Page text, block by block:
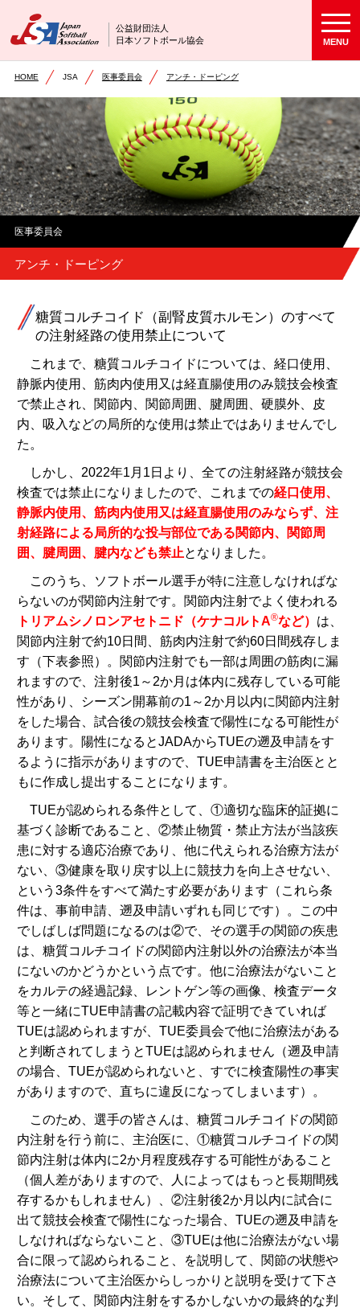
公益財団法人
日本ソフトボール協会
MENU
HOME JSA 医事委員会 アンチ・ドーピング
医事委員会
アンチ・ドーピング
糖質コルチコイド（副腎皮質ホルモン）のすべて
の注射経路の使用禁止について
これまで、糖質コルチコイドについては、経口使用、
静脈内使用、筋肉内使用又は経直腸使用のみ競技会検査
で禁止され、関節内、関節周囲、腱周囲、硬膜外、皮
内、吸入などの局所的な使用は禁止ではありませんでし
た。
しかし、2022年1月1日より、全ての注射経路が競技会
検査では禁止になりましたので、これまでの経口使用、
静脈内使用、筋肉内使用又は経直腸使用のみならず、注
射経路による局所的な投与部位である関節内、関節周
囲、腱周囲、腱内なども禁止となりました。
このうち、ソフトボール選手が特に注意しなければな
らないのが関節内注射です。関節内注射でよく使われる
トリアムシノロンアセトニド（ケナコルトA®など） は、
関節内注射で約10日間、筋肉内注射で約60日間残存しま
す（下表参照）。関節内注射でも一部は周囲の筋肉に漏
れますので、注射後1～2か月は体内に残存している可能
性があり、シーズン開幕前の1～2か月以内に関節内注射
をした場合、試合後の競技会検査で陽性になる可能性が
あります。陽性になるとJADAからTUEの遡及申請をす
るように指示がありますので、TUE申請書を主治医とと
もに作成し提出することになります。
TUEが認められる条件として、①適切な臨床的証拠に
基づく診断であること、②禁止物質・禁止方法が当該疾
患に対する適応治療であり、他に代えられる治療方法が
ない、③健康を取り戻す以上に競技力を向上させない、
という3条件をすべて満たす必要があります（これら条
件は、事前申請、遡及申請いずれも同じです）。この中
でしばしば問題になるのは②で、その選手の関節の疾患
は、糖質コルチコイドの関節内注射以外の治療法が本当
にないのかどうかという点です。他に治療法がないこと
をカルテの経過記録、レントゲン等の画像、検査データ
等と一緒にTUE申請書の記載内容で証明できていれば
TUEは認められますが、TUE委員会で他に治療法がある
と判断されてしまうとTUEは認められません（遡及申請
の場合、TUEが認められないと、すでに検査陽性の事実
がありますので、直ちに違反になってしまいます）。
このため、選手の皆さんは、糖質コルチコイドの関節
内注射を行う前に、主治医に、①糖質コルチコイドの関
節内注射は体内に2か月程度残存する可能性があること
（個人差がありますので、人によってはもっと長期間残
存するかもしれません）、②注射後2か月以内に試合に
出て競技会検査で陽性になった場合、TUEの遡及申請を
しなければならないこと、③TUEは他に治療法がない場
合に限って認められること、を説明して、関節の状態や
治療法について主治医からしっかりと説明を受けて下さ
い。そして、関節内注射をするかしないかの最終的な判